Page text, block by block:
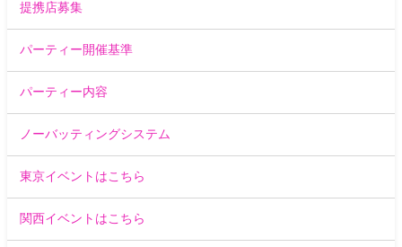
提携店募集
パーティー開催基準
パーティー内容
ノーバッティングシステム
東京イベントはこちら
関西イベントはこちら